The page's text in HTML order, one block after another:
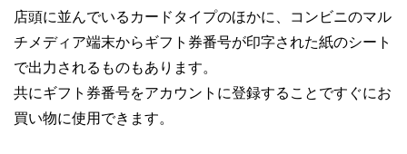
店頭に並んでいるカードタイプのほかに、コンビニのマル
チメディア端末からギフト券番号が印字された紙のシート
で出力されるものもあります。
共にギフト券番号をアカウントに登録することですぐにお
買い物に使用できます。